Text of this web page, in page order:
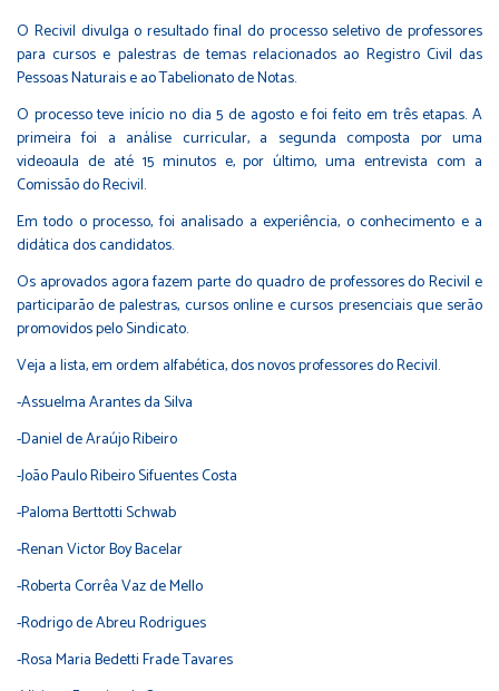
O Recivil divulga o resultado final do processo seletivo de professores
para cursos e palestras de temas relacionados ao Registro Civil das
Pessoas Naturais e ao Tabelionato de Notas.
O processo teve início no dia 5 de agosto e foi feito em três etapas. A
primeira foi a análise curricular, a segunda composta por uma
videoaula de até 15 minutos e, por último, uma entrevista com a
Comissão do Recivil.
Em todo o processo, foi analisado a experiência, o conhecimento e a
didática dos candidatos.
Os aprovados agora fazem parte do quadro de professores do Recivil e
participarão de palestras, cursos online e cursos presenciais que serão
promovidos pelo Sindicato.
Veja a lista, em ordem alfabética, dos novos professores do Recivil.
-Assuelma Arantes da Silva
-Daniel de Araújo Ribeiro
-João Paulo Ribeiro Sifuentes Costa
-Paloma Berttotti Schwab
-Renan Victor Boy Bacelar
-Roberta Corrêa Vaz de Mello
-Rodrigo de Abreu Rodrigues
-Rosa Maria Bedetti Frade Tavares